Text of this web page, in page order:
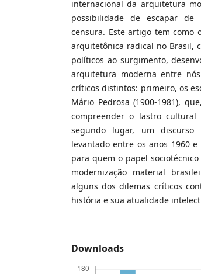
internacional da arquitetura
possibilidade de escapar de
censura. Este artigo tem como
arquitetônica radical no Brasil,
políticos ao surgimento,
arquitetura moderna entre
críticos distintos: primeiro, os
Mário Pedrosa (1900-1981),
compreender o lastro
segundo lugar, um discurso
levantado entre os anos 1960
para quem o papel
modernização material
alguns dos dilemas críticos
história e sua atualidade
Downloads